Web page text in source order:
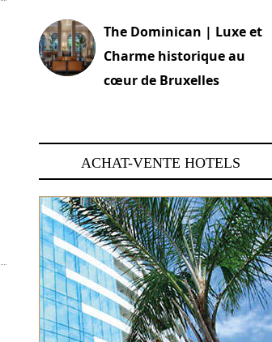
The Dominican | Luxe et
Charme historique au
cœur de Bruxelles
ACHAT-VENTE HOTELS